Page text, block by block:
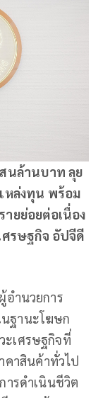
นล้านบาท ลุย
หล่งทุน พร้อม
ยย่อยต่อเนื่อง
ศรษฐกิจ อัปจีดี
อำนวยการ
นฐานะโฆษก
ะเศรษฐกิจที่
าสินค้าทั่วไป
ารดำเนินชีวิต